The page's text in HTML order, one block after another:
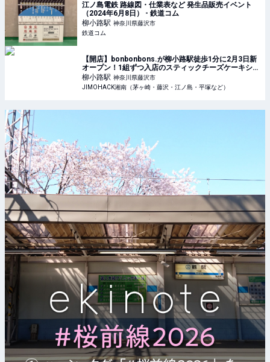
江ノ島電鉄 路線図・仕業表など 発生品販売イベント
（2024年6月8日） - 鉄道コム
柳小路駅 神奈川県藤沢市
鉄道コム
【開店】bonbonbons.が柳小路駅徒歩1分に2月3日新
オープン！1組ずつ入店のスティックチーズケーキショ
ップ | JIMOHACK湘南（茅ヶ崎・藤沢・江ノ島・平塚
など）
柳小路駅 神奈川県藤沢市
JIMOHACK湘南（茅ヶ崎・藤沢・江ノ島・平塚など）